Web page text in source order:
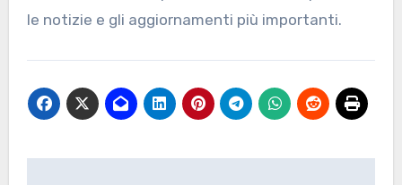
le notizie e gli aggiornamenti più importanti.